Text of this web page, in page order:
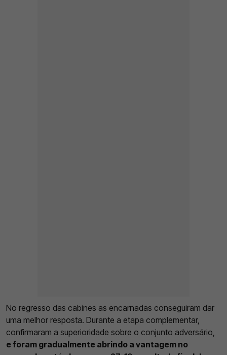
No regresso das cabines as encarnadas conseguiram dar
uma melhor resposta. Durante a etapa complementar,
confirmaram a superioridade sobre o conjunto adversário,
e foram gradualmente abrindo a vantagem no